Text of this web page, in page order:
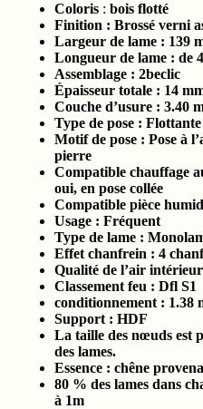
Coloris : bois flotté
Finition : Brossé verni
Largeur de lame : 139
Longueur de lame : de
Assemblage : 2beclic
Épaisseur totale : 14
Couche d’usure : 3.40
Type de pose :
Motif de pose : Pose à
pierre
Compatible chauffage
oui, en pose collée
Compatible pièce
Usage : Fréquent
Type de lame :
Effet chanfrein : 4
Qualité de l’air
Classement feu : Dfl S1
conditionnement : 1.38
Support : HDF
La taille des nœuds est
des lames.
Essence : chêne
80 % des lames dans
à 1m